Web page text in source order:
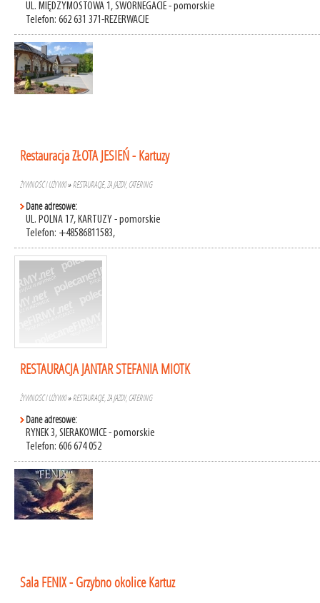
UL. MIĘDZYMOSTOWA 1, SWORNEGACIE - pomorskie
Telefon: 662 631 371-REZERWACJE
Restauracja ZŁOTA JESIEŃ - Kartuzy
ŻYWNOŚĆ I UŻYWKI»RESTAURACJE, ZAJAZDY, CATERING
Dane adresowe:
UL. POLNA 17, KARTUZY - pomorskie
Telefon: +48586811583,
RESTAURACJA JANTAR STEFANIA MIOTK
ŻYWNOŚĆ I UŻYWKI»RESTAURACJE, ZAJAZDY, CATERING
Dane adresowe:
RYNEK 3, SIERAKOWICE - pomorskie
Telefon: 606 674 052
Sala FENIX - Grzybno okolice Kartuz